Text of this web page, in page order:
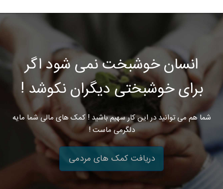
انسان خوشبخت نمی شود اگر
برای خوشبختی دیگران نکوشد !
شما هم می توانید در این کار سهیم باشید ! کمک های مالی شما مایه
دلگرمی ماست !
دریافت کمک های مردمی